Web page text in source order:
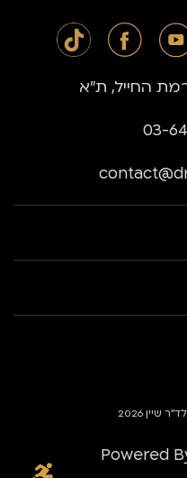
03-
שיין 2026
Powered